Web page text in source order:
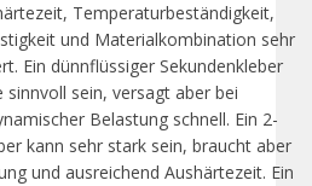
Temperaturbeständigkeit,
und Materialkombination sehr
Ein dünnflüssiger Sekundenkleber
sein, versagt aber bei
Belastung schnell. Ein 2-
kann sehr stark sein, braucht aber
und ausreichend Aushärtezeit. Ein